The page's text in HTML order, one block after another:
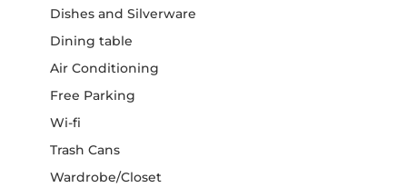
Dishes and Silverware
Dining table
Air Conditioning
Free Parking
Wi-fi
Trash Cans
Wardrobe/Closet